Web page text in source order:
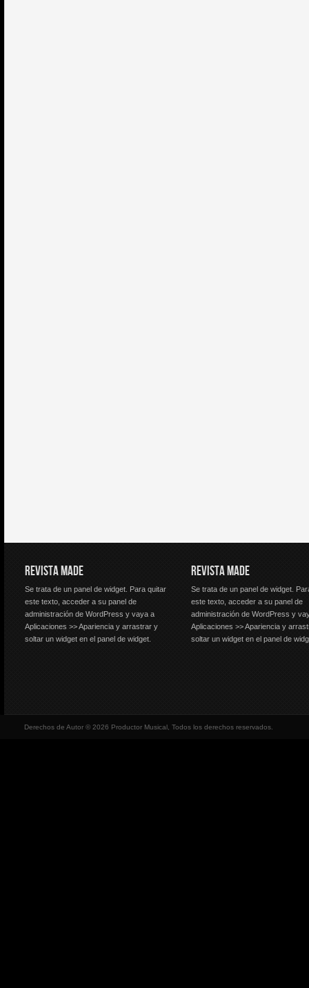
REVISTA MADE
Se trata de un panel de widget. Para quitar
este texto, acceder a su panel de
administración de WordPress y vaya a
Aplicaciones >> Apariencia y arrastrar y
soltar un widget en el panel de widget.
REVISTA MADE
Se trata de un panel de widget.
este texto, acceder a su panel de
administración de WordPress y
Aplicaciones >> Apariencia y
soltar un widget en el panel de
Derechos de Autor © 2026 Productor Musical, Todos los derechos reservados.